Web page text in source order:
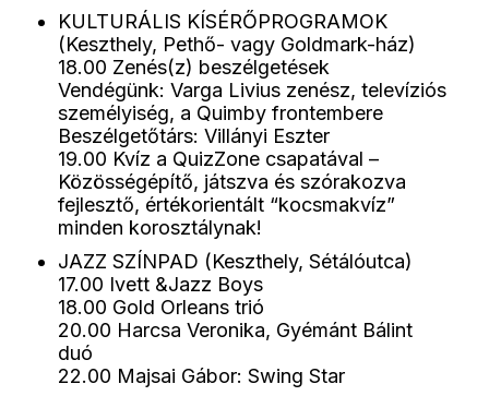
KULTURÁLIS KÍSÉRŐPROGRAMOK
(Keszthely, Pethő- vagy Goldmark-ház)
18.00 Zenés(z) beszélgetések
Vendégünk: Varga Livius zenész, televíziós
személyiség, a Quimby frontembere
Beszélgetőtárs: Villányi Eszter
19.00 Kvíz a QuizZone csapatával –
Közösségépítő, játszva és szórakozva
fejlesztő, értékorientált “kocsmakvíz”
minden korosztálynak!
JAZZ SZÍNPAD (Keszthely, Sétálóutca)
17.00 Ivett &Jazz Boys
18.00 Gold Orleans trió
20.00 Harcsa Veronika, Gyémánt Bálint
duó
22.00 Majsai Gábor: Swing Star